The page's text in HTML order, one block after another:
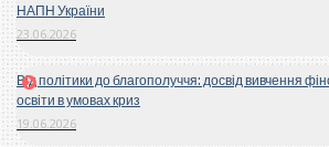
НАПН України
23.06.2026
Від політики до благополуччя: досвід вивчення
освіти в умовах криз
19.06.2026